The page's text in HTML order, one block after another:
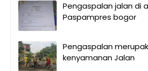
Pengaspalan jalan di
Paspampres bogor
Pengaspalan
kenyamanan Jalan